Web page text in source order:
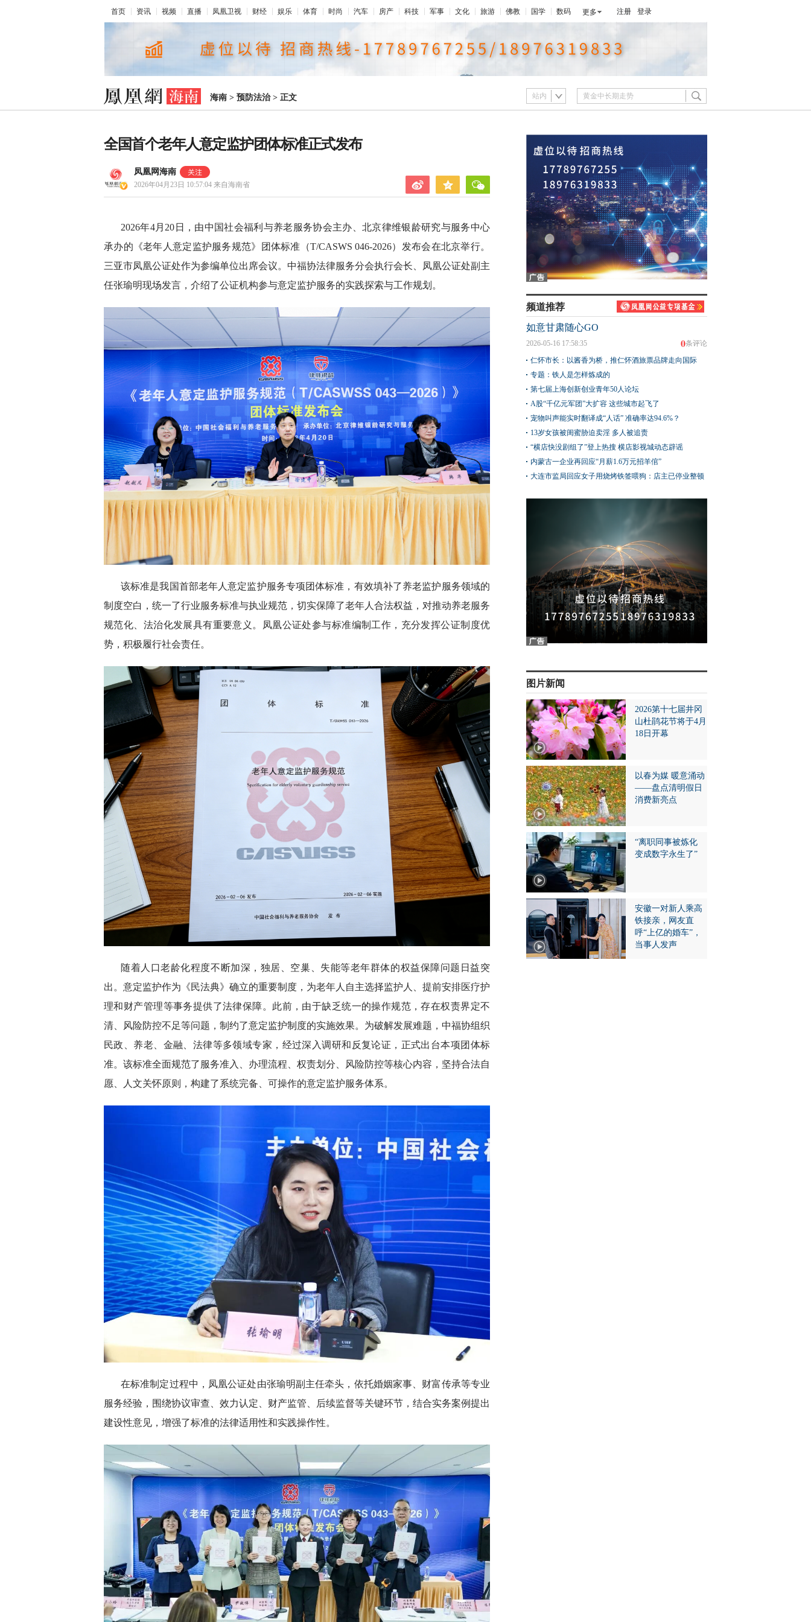
首页 资讯 视频 直播 凤凰卫视 财经 娱乐 体育 时尚 汽车 房产 科技 军事 文化 旅游 佛教 国学 数码 更多 注册 登录
海南 > 预防法治> 正文 站内
全国首个老年人意定监护团体标准正式发布
凤凰网海南
2026年04月23日 10:57:04 来自海南省
2026年4月20日，由中国社会福利与养老服务协会主办、北京律维银龄研究与服务中心
承办的《老年人意定监护服务规范》团体标准（T/CASWS 046-2026）发布会在北京举行。
三亚市凤凰公证处作为参编单位出席会议。中福协法律服务分会执行会长、凤凰公证处副主
任张瑜明现场发言，介绍了公证机构参与意定监护服务的实践探索与工作规划。
该标准是我国首部老年人意定监护服务专项团体标准，有效填补了养老监护服务领域的
制度空白，统一了行业服务标准与执业规范，切实保障了老年人合法权益，对推动养老服务
规范化、法治化发展具有重要意义。凤凰公证处参与标准编制工作，充分发挥公证制度优
势，积极履行社会责任。
随着人口老龄化程度不断加深，独居、空巢、失能等老年群体的权益保障问题日益突
出。意定监护作为《民法典》确立的重要制度，为老年人自主选择监护人、提前安排医疗护
理和财产管理等事务提供了法律保障。此前，由于缺乏统一的操作规范，存在权责界定不
清、风险防控不足等问题，制约了意定监护制度的实施效果。为破解发展难题，中福协组织
民政、养老、金融、法律等多领域专家，经过深入调研和反复论证，正式出台本项团体标
准。该标准全面规范了服务准入、办理流程、权责划分、风险防控等核心内容，坚持合法自
愿、人文关怀原则，构建了系统完备、可操作的意定监护服务体系。
在标准制定过程中，凤凰公证处由张瑜明副主任牵头，依托婚姻家事、财富传承等专业
服务经验，围绕协议审查、效力认定、财产监管、后续监督等关键环节，结合实务案例提出
建设性意见，增强了标准的法律适用性和实践操作性。
频道推荐
如意甘肃随心GO
0条评论
2026-05-16 17:58:35
仁怀市长：以酱香为桥，推仁怀酒旅票品牌走向国际
专题：铁人是怎样炼成的
第七届上海创新创业青年50人论坛
A股“千亿元军团”大扩容 这些城市起飞了
宠物叫声能实时翻译成“人话” 准确率达94.6%？
13岁女孩被闺蜜胁迫卖淫 多人被追责
“横店快没剧组了”登上热搜 横店影视城动态辟谣
内蒙古一企业再回应“月薪1.6万元招羊倌”
大连市监局回应女子用烧烤铁签喂狗：店主已停业整顿
图片新闻
2026第十七届井冈
山杜鹃花节将于4月
18日开幕
以春为媒 暖意涌动
——盘点清明假日
消费新亮点
“离职同事被炼化
变成数字永生了”
安徽一对新人乘高
铁接亲，网友直
呼“上亿的婚车”，
当事人发声